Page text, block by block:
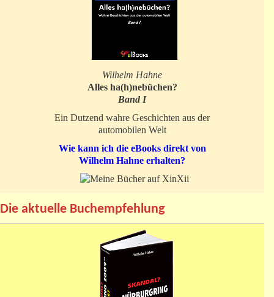
Wilhelm Hahne
Alles ha(h)nebüchen?
Band I
Ein Dutzend wahre Geschichten aus der
automobilen Welt
Wie kann ich die eBooks direkt von
Wilhelm Hahne erhalten?
Die aktuelle Buchempfehlung